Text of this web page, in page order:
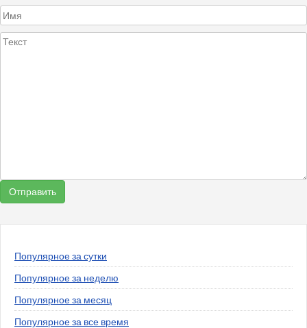
Популярное за сутки
Популярное за неделю
Популярное за месяц
Популярное за все время